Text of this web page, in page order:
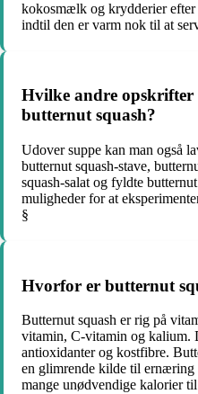
kokosmælk og krydderier efter
indtil den er varm nok til at
Hvilke andre opskrifter
butternut squash?
Udover suppe kan man også
butternut squash-stave,
squash-salat og fyldte
muligheder for at
§
Hvorfor er butternut
Butternut squash er rig på
vitamin, C-vitamin og kalium.
antioxidanter og kostfibre.
en glimrende kilde til ernæring
mange unødvendige kalorier